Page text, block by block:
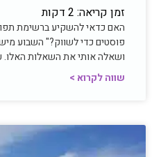
זמן קריאה: 2 דקות
האם כדאי להשקיע ברשימת
פוסטים כדי לשווק?" השבוע
ושאלה אותי את השאלות האלו.
שווה לקרוא >